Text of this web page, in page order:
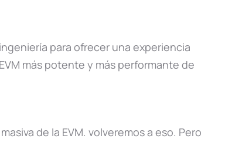
para ofrecer una experiencia
más potente y más performante de
de la EVM. volveremos a eso. Pero